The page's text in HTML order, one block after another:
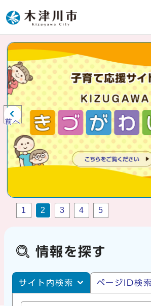
ページの先頭です
ここから本文です
ビジュアルエリア。木
らの紹介、お知らせ。
前へ
1 2 3 4 5
情報を探す
サイト内・ページID検索
サイト内検索 ページID検索